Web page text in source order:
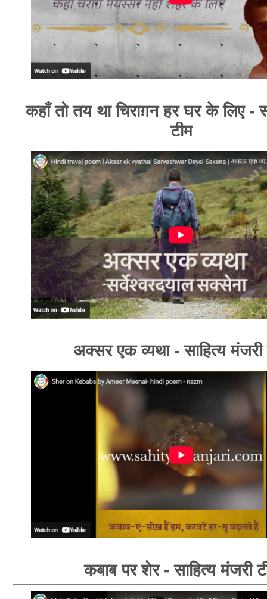
कहाँ तो तय था चिराग़न हर घर के लिए -
टीम
अक्सर एक व्यथा - साहित्य मंजरी
कबाब पर शेर - साहित्य मंजरी